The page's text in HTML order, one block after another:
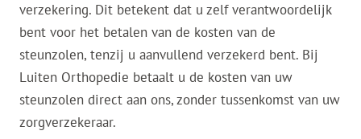
verzekering. Dit betekent dat u zelf verantwoordelijk
bent voor het betalen van de kosten van de
steunzolen, tenzij u aanvullend verzekerd bent. Bij
Luiten Orthopedie betaalt u de kosten van uw
steunzolen direct aan ons, zonder tussenkomst van uw
zorgverzekeraar.